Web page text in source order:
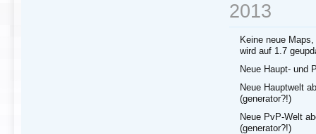
2013
Keine neue
wird auf 1.7
Neue Haupt- und
Neue Hauptwelt
(generator?!)
Neue PvP-Welt
(generator?!)